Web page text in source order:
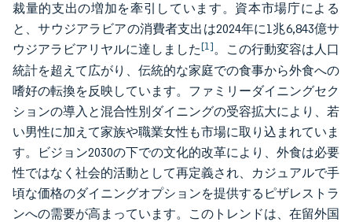
裁量的支出の増加を牽引しています。資本市場庁による
と、サウジアラビアの消費者支出は2024年に1兆6,843億サ
ウジアラビアリヤルに達しました[1]。この行動変容は人口
統計を超えて広がり、伝統的な家庭での食事から外食への
嗜好の転換を反映しています。ファミリーダイニングセク
ションの導入と混合性別ダイニングの受容拡大により、若
い男性に加えて家族や職業女性も市場に取り込まれていま
す。ビジョン2030の下での文化的改革により、外食は必要
性ではなく社会的活動として再定義され、カジュアルで手
頃な価格のダイニングオプションを提供するピザレストラ
ンへの需要が高まっています。このトレンドは、在留外国